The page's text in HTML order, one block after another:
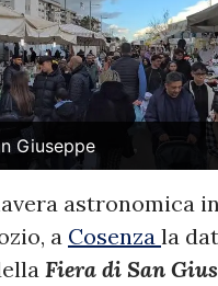
Giuseppe
astronomica
a Cosenza la
Fiera di San